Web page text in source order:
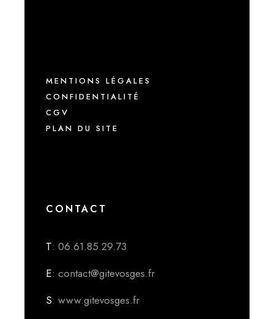
MENTIONS LÉGALES
CONFIDENTIALITÉ
CGV
PLAN DU SITE
CONTACT
T: 06.61.85.29.73
E: contact@gitevosges.fr
S: www.gitevosges.fr